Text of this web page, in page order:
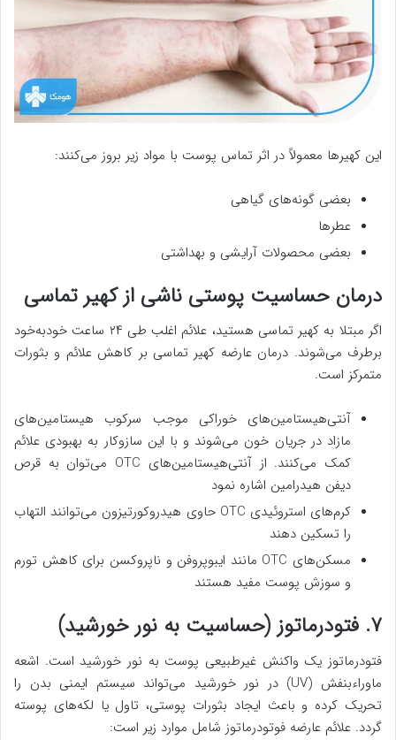
این کهیرها معمولاً در اثر تماس پوست با مواد زیر بروز می‌کنند:
بعضی گونه‌های گیاهی
عطرها
بعضی محصولات آرایشی و بهداشتی
درمان حساسیت پوستی ناشی از کهیر تماسی
اگر مبتلا به کهیر تماسی هستید، علائم اغلب طی ۲۴ ساعت خودبه‌خود
برطرف می‌شوند. درمان عارضه کهیر تماسی بر کاهش علائم و بثورات
متمرکز است.
آنتی‌هیستامین‌های خوراکی موجب سرکوب هیستامین‌های
مازاد در جریان خون می‌شوند و با این سازوکار به بهبودی علائم
کمک می‌کنند. از آنتی‌هیستامین‌های OTC می‌توان به قرص
دیفن هیدرامین اشاره نمود
کرم‌های استروئیدی OTC حاوی هیدروکورتیزون می‌توانند التهاب
را تسکین دهند
مسکن‌های OTC مانند ایبوپروفن و ناپروکسن برای کاهش تورم
و سوزش پوست مفید هستند
۷. فتودرماتوز (حساسیت به نور خورشید)
فتودرماتوز یک واکنش غیرطبیعی پوست به نور خورشید است. اشعه
ماوراءبنفش (UV) در نور خورشید می‌تواند سیستم ایمنی بدن را
تحریک کرده و باعث ایجاد بثورات پوستی، تاول یا لکه‌های پوسته
گردد. علائم عارضه فوتودرماتوز شامل موارد زیر است: